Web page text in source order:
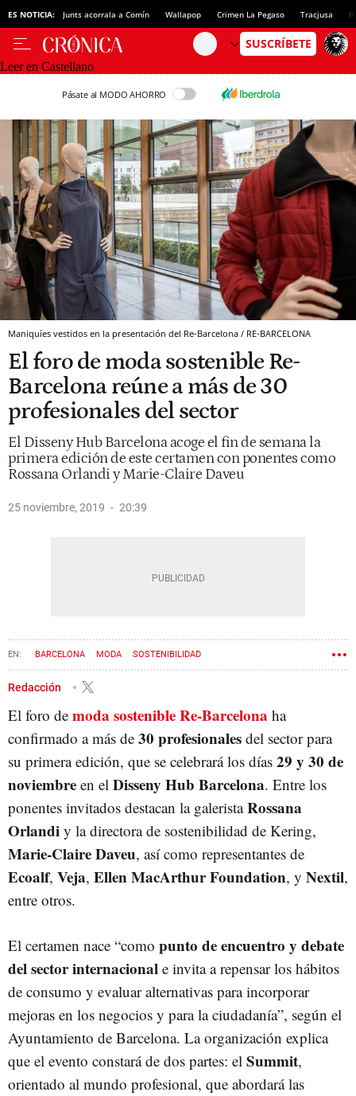
ES NOTICIA: Junts acorrala a Comín Wallapop Crimen La Pegaso Tracjusa
Leer en Castellano
Pásate al MODO AHORRO
Maniquíes vestidos en la presentación del Re-Barcelona / RE-BARCELONA
El foro de moda sostenible Re-
Barcelona reúne a más de 30
profesionales del sector
El Disseny Hub Barcelona acoge el fin de semana la
primera edición de este certamen con ponentes como
Rossana Orlandi y Marie-Claire Daveu
25 noviembre, 2019 20:39
BARCELONA MODA SOSTENIBILIDAD
Redacción
El foro de moda sostenible Re-Barcelona ha
confirmado a más de 30 profesionales del sector para
su primera edición, que se celebrará los días 29 y 30 de
noviembre en el Disseny Hub Barcelona. Entre los
ponentes invitados destacan la galeristaRossana
Orlandi y la directora de sostenibilidad de Kering,
Marie-Claire Daveu, así como representantes de
Ecoalf, Veja, Ellen MacArthur Foundation, y Nextil,
entre otros.
El certamen nace “como punto de encuentro y debate
del sector internacional e invita a repensar los hábitos
de consumo y evaluar alternativas para incorporar
mejoras en los negocios y para la ciudadanía”, según el
Ayuntamiento de Barcelona. La organización explica
que el evento constará de dos partes: el Summit,
orientado al mundo profesional, que abordará las